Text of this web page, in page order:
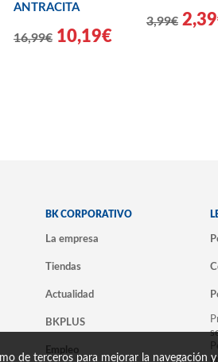
ANTRACITA
16,99€ 10,19€
3,99€
BK CORPORATIVO
La empresa
Tiendas
Actualidad
BKPLUS
Empleo
de terceros para mejorar la